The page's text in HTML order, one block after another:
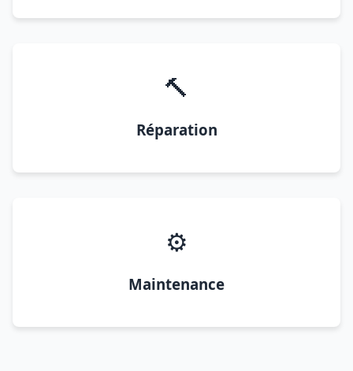
🔨
Réparation
⚙️
Maintenance